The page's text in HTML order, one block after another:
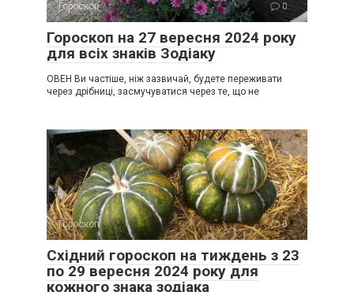
Гороскоп 0
Гороскоп на 27 вересня 2024 року
для всіх знаків Зодіаку
ОВЕН Ви частіше, ніж зазвичай, будете переживати
через дрібниці, засмучуватися через те, що не
Гороскоп 0
Східний гороскоп на тиждень з 23
по 29 вересня 2024 року для
кожного знака зодіака